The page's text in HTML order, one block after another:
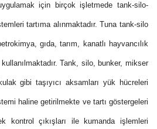
için birçok işletmede tank-silo-
tartıma alınmaktadır. Tuna tank-silo
gıda, tarım, kanatlı hayvancılık
Tank, silo, bunker, mikser
gibi taşıyıcı aksamları yük hücreleri
haline getirilmekte ve tartı göstergeleri
kontrol çıkışları ile kumanda işlemleri